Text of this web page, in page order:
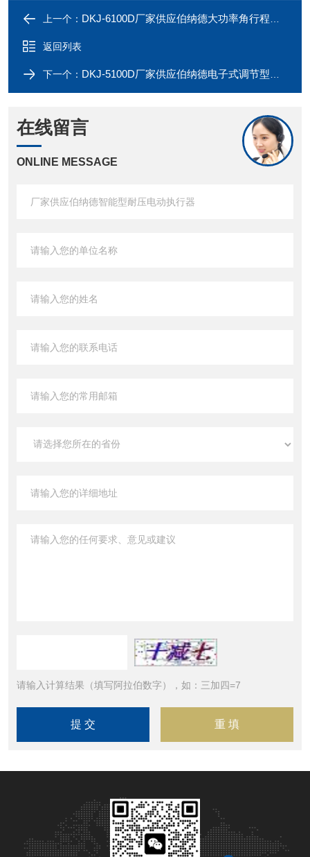
上一个： DKJ-6100D厂家供应伯纳德大功率角行程电动执行器
返回列表
下一个： DKJ-5100D厂家供应伯纳德电子式调节型电动执行器
在线留言
ONLINE MESSAGE
请输入计算结果（填写阿拉伯数字），如：三加四=7